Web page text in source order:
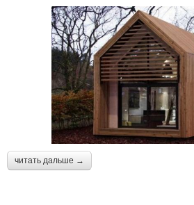
читать дальше →